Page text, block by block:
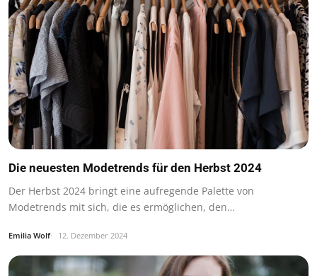
Die neuesten Modetrends für den Herbst 2024
Der Herbst 2024 bringt eine aufregende Palette von
Modetrends mit sich, die es ermöglichen, den…
Emilia Wolf 12. Dezember 2024